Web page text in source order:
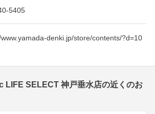
5405
denki.jp/store/contents/?d=10
LIFE SELECT 神戸垂水店の近くのお